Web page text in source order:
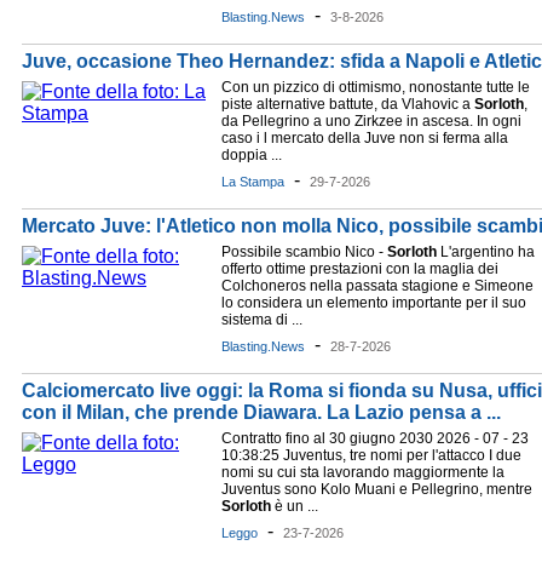
Blasting.News - 3-8-2026
Juve, occasione Theo Hernandez: sfida a Napoli e
Con un pizzico di ottimismo, nonostante tutte le
piste alternative battute, da Vlahovic a Sorloth,
da Pellegrino a uno Zirkzee in ascesa. In ogni
caso i l mercato della Juve non si ferma alla
doppia ...
La Stampa - 29-7-2026
Mercato Juve: l'Atletico non molla Nico, possibile
Possibile scambio Nico - Sorloth L'argentino ha
offerto ottime prestazioni con la maglia dei
Colchoneros nella passata stagione e Simeone
lo considera un elemento importante per il suo
sistema di ...
Blasting.News - 28-7-2026
Calciomercato live oggi: la Roma si fionda su Nusa,
con il Milan, che prende Diawara. La Lazio pensa a ...
Contratto fino al 30 giugno 2030 2026 - 07 - 23
10:38:25 Juventus, tre nomi per l'attacco I due
nomi su cui sta lavorando maggiormente la
Juventus sono Kolo Muani e Pellegrino, mentre
Sorloth è un ...
Leggo - 23-7-2026